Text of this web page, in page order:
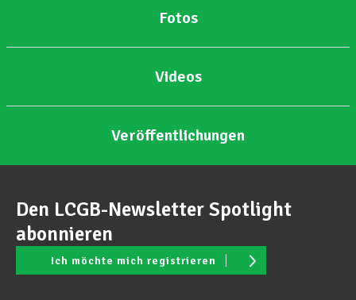
Fotos
Videos
Veröffentlichungen
Den LCGB-Newsletter Spotlight
abonnieren
Ich möchte mich registrieren